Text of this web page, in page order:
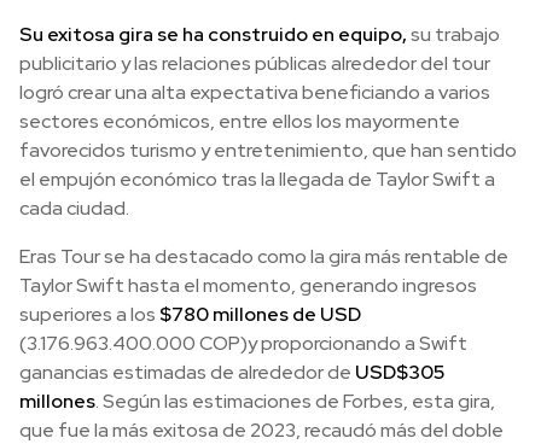
Su exitosa gira se ha construido en equipo,su trabajo
publicitario y las relaciones públicas alrededor del tour
logró crear una alta expectativa beneficiando a varios
sectores económicos, entre ellos los mayormente
favorecidos turismo y entretenimiento, que han sentido
el empujón económico tras la llegada de Taylor Swift a
cada ciudad.
Eras Tour se ha destacado como la gira más rentable de
Taylor Swift hasta el momento, generando ingresos
superiores a los $780 millones de USD
(3.176.963.400.000 COP)y proporcionando a Swift
ganancias estimadas de alrededor de USD$305
millones. Según las estimaciones de Forbes, esta gira,
que fue la más exitosa de 2023, recaudó más del doble